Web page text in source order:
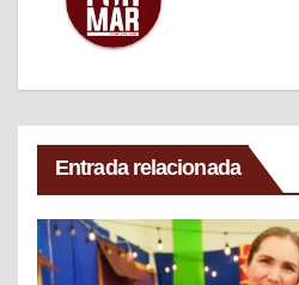
Entrada relacionada